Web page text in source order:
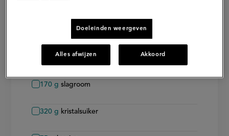
citroen en meringue
8porties
Persoon
−
Persoon
+
Toffee
170 g slagroom
320 g kristalsuiker
Doeleinden weergeven
Alles afwijzen Akkoord